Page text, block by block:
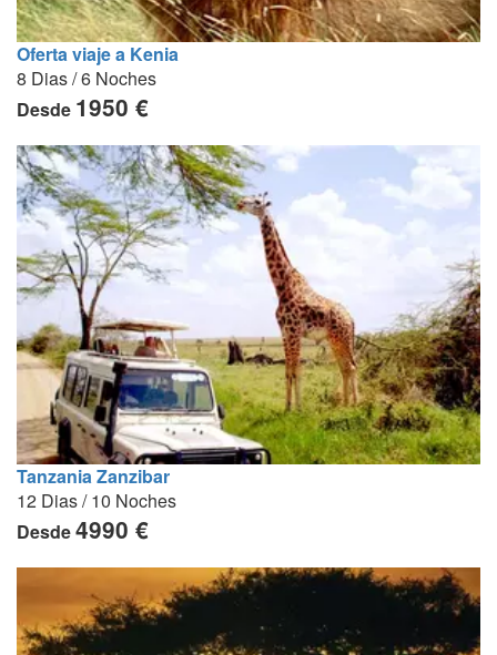
Oferta viaje a Kenia
8 Dias / 6 Noches
Desde 1950 €
Tanzania Zanzibar
12 Dias / 10 Noches
Desde4990 €